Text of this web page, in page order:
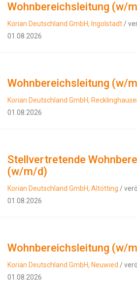
Wohnbereichsleitung (w/
Korian Deutschland GmbH, Ingolstadt /
01.08.2026
Wohnbereichsleitung (w/
Korian Deutschland GmbH,
01.08.2026
Stellvertretende
(w/m/d)
Korian Deutschland GmbH, Altötting /
01.08.2026
Wohnbereichsleitung (w/
Korian Deutschland GmbH, Neuwied /
01.08.2026